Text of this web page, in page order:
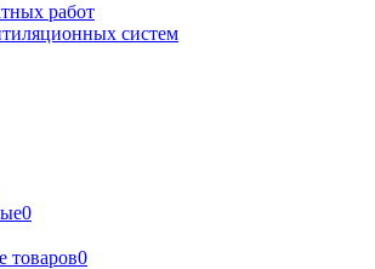
работ
систем
0
товаров0